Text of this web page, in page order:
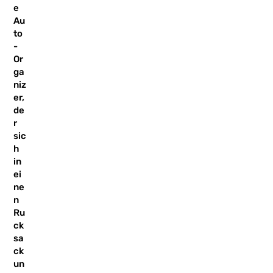
e
Au
to
-
Or
ga
niz
er,
de
r
sic
h
in
ei
ne
n
Ru
ck
sa
ck
un